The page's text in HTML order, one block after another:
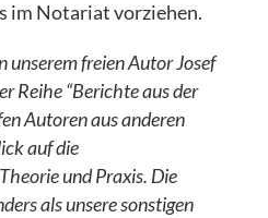
im Notariat vorziehen.
unserem freien Autor Josef
Reihe “Berichte aus der
Autoren aus anderen
auf die
und Praxis. Die
als unsere sonstigen